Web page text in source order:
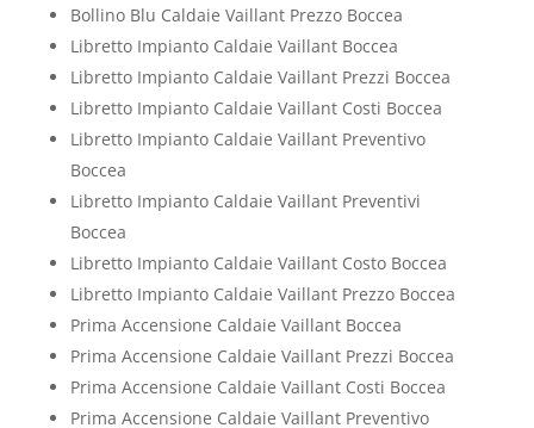
Bollino Blu Caldaie Vaillant Prezzo Boccea
Libretto Impianto Caldaie Vaillant Boccea
Libretto Impianto Caldaie Vaillant Prezzi Boccea
Libretto Impianto Caldaie Vaillant Costi Boccea
Libretto Impianto Caldaie Vaillant Preventivo
Boccea
Libretto Impianto Caldaie Vaillant Preventivi
Boccea
Libretto Impianto Caldaie Vaillant Costo Boccea
Libretto Impianto Caldaie Vaillant Prezzo Boccea
Prima Accensione Caldaie Vaillant Boccea
Prima Accensione Caldaie Vaillant Prezzi Boccea
Prima Accensione Caldaie Vaillant Costi Boccea
Prima Accensione Caldaie Vaillant Preventivo